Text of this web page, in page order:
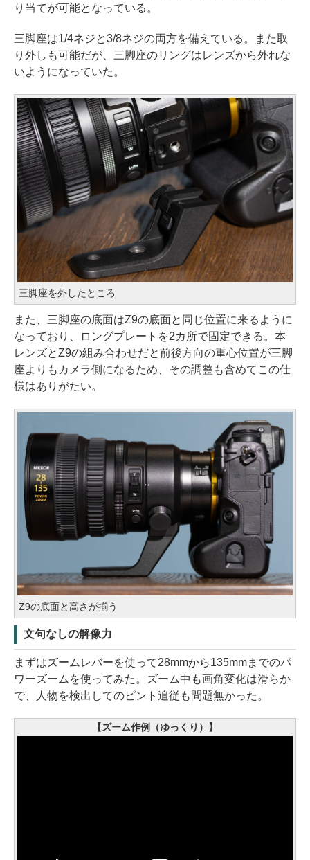
り当てが可能となっている。
三脚座は1/4ネジと3/8ネジの両方を備えている。また取
り外しも可能だが、三脚座のリングはレンズから外れな
いようになっていた。
三脚座を外したところ
また、三脚座の底面はZ9の底面と同じ位置に来るように
なっており、ロングプレートを2カ所で固定できる。本
レンズとZ9の組み合わせだと前後方向の重心位置が三脚
座よりもカメラ側になるため、その調整も含めてこの仕
様はありがたい。
Z9の底面と高さが揃う
文句なしの解像力
まずはズームレバーを使って28mmから135mmまでのパ
ワーズームを使ってみた。ズーム中も画角変化は滑らか
で、人物を検出してのピント追従も問題無かった。
【ズーム作例（ゆっくり）】